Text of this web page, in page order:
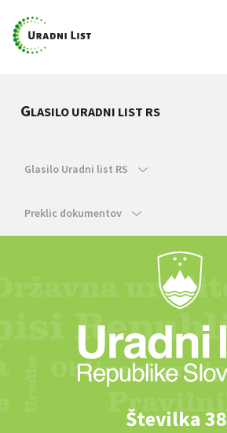
GLASILO URADNI LIST RS
Glasilo Uradni list RS
Preklic dokumentov
Številka 38